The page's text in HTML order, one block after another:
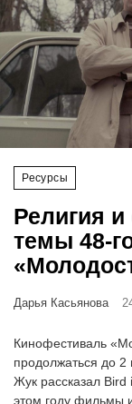
Ресурсы
Религия
темы 48-
Дарья Касьянова
Кинофестиваль
продолжаться до
Жук рассказал
этом году фильмы и